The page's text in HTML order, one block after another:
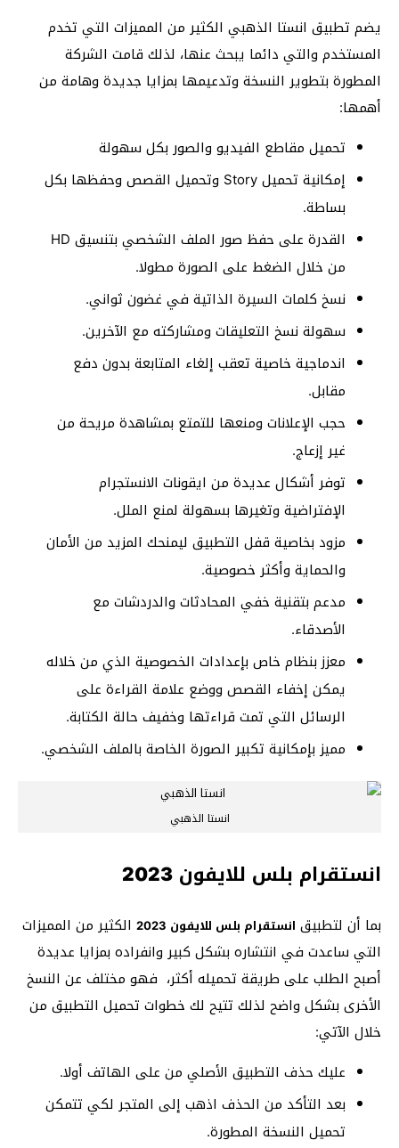
يضم تطبيق انستا الذهبي الكثير من المميزات التي تخدم
المستخدم والتي دائما يبحث عنها، لذلك قامت الشركة
المطورة بتطوير النسخة وتدعيمها بمزايا جديدة وهامة من
أهمها:
تحميل مقاطع الفيديو والصور بكل سهولة
إمكانية تحميل Story وتحميل القصص وحفظها بكل
بساطة.
القدرة على حفظ صور الملف الشخصي بتنسيق HD
من خلال الضغط على الصورة مطولا.
نسخ كلمات السيرة الذاتية في غضون ثواني.
سهولة نسخ التعليقات ومشاركته مع الآخرين.
اندماجية خاصية تعقب إلغاء المتابعة بدون دفع
مقابل.
حجب الإعلانات ومنعها للتمتع بمشاهدة مريحة من
غير إزعاج.
توفر أشكال عديدة من ايقونات الانستجرام
الإفتراضية وتغيرها بسهولة لمنع الملل.
مزود بخاصية قفل التطبيق ليمنحك المزيد من الأمان
والحماية وأكثر خصوصية.
مدعم بتقنية خفي المحادثات والدردشات مع
الأصدقاء.
معزز بنظام خاص بإعدادات الخصوصية الذي من خلاله
يمكن إخفاء القصص ووضع علامة القراءة على
الرسائل التي تمت قراءتها وخفيف حالة الكتابة.
مميز بإمكانية تكبير الصورة الخاصة بالملف الشخصي.
انستا الذهبي
انستقرام بلس للايفون 2023
بما أن لتطبيق انستقرام بلس للايفون 2023
الكثير من المميزات
التي ساعدت في انتشاره بشكل كبير وانفراده بمزايا عديدة
أصبح الطلب على طريقة تحميله أكثر، فهو مختلف عن النسخ
الأخرى بشكل واضح لذلك تتيح لك خطوات تحميل التطبيق من
خلال الآتي:
عليك حذف التطبيق الأصلي من على الهاتف أولا.
بعد التأكد من الحذف اذهب إلى المتجر لكي تتمكن
تحميل النسخة المطورة.